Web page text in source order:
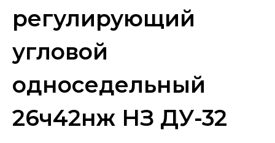
регулирующий
угловой
односедельный
26ч42нж НЗ ДУ-32